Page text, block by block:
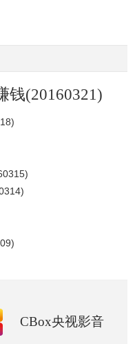
钱(20160321)
CBox央视影音